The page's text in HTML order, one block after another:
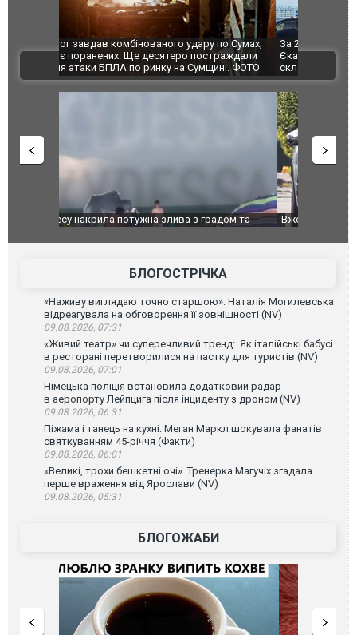
За 2000 кілометрів від кордону з Україною: в
Єкатеринбурзі після атаки дронів загорівся
склад Wildberries. ФОТО. ВІДЕО
"Мої
ВІДЕО
Вже вивели на тести: Ferrari готує оновлення
Вийшов
фільму
БЛОГОСТРІЧКА
«Наживу виглядаю точно старшою». Наталія Могилевська
відреагувала на обговорення її зовнішності (NV)
09.08.2026, 07:31
«Живий театр» чи суперечливий тренд:. Як італійські бабусі
в ресторані перетворилися на пастку для туристів (NV)
09.08.2026, 07:01
Німецька поліція встановила додатковий радар
в аеропорту Лейпцига після інциденту з дроном (NV)
09.08.2026, 06:31
Піжама і танець на кухні: Меган Маркл шокувала фанатів
святкуванням 45-річчя (Факти)
09.08.2026, 06:01
«Великі, трохи бешкетні очі». Тренерка Магучіх згадала
перше враження від Ярослави (NV)
09.08.2026, 05:31
БЛОГОЖАБИ